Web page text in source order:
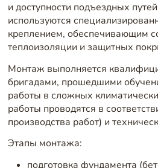
и доступности подъездных
используются
креплением, обеспечивающим
теплоизоляции и защитных
Монтаж выполняется
бригадами, прошедшими
работы в сложных
работы проводятся в
производства работ) и
Этапы монтажа:
подготовка фундамента